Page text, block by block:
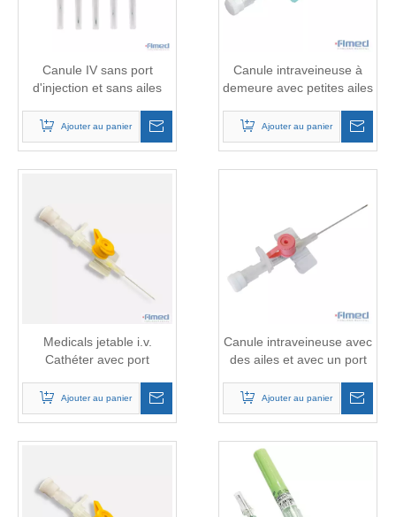
Canule IV sans port
d'injection et sans ailes
Ajouter au panier
Canule intraveineuse à
demeure avec petites ailes
nés)
Ajouter au panier
Medicals jetable i.v.
Cathéter avec port
Ajouter au panier
Canule intraveineuse avec
des ailes et avec un port
Ajouter au panier